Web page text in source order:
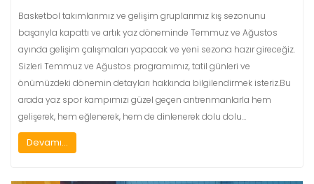
Basketbol takımlarımız ve gelişim gruplarımız kış sezonunu
başarıyla kapattı ve artık yaz döneminde Temmuz ve Ağustos
ayında gelişim çalışmaları yapacak ve yeni sezona hazır gireceğiz.
Sizleri Temmuz ve Ağustos programımız, tatil günleri ve
önümüzdeki dönemin detayları hakkında bilgilendirmek isteriz.Bu
arada yaz spor kampımızı güzel geçen antrenmanlarla hem
gelişerek, hem eğlenerek, hem de dinlenerek dolu dolu…
Devamı...